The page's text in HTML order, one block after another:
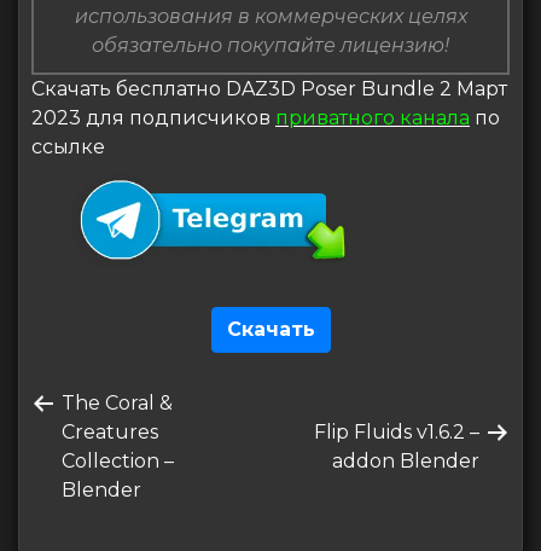
использования в коммерческих целях
обязательно покупайте лицензию!
Скачать бесплатно DAZ3D Poser Bundle 2 Март
2023 для подписчиков приватного канала по
ссылке
Скачать
по
записям
Предыдущая
запись
The Coral &
Creatures
Collection –
Blender
Следующая
запись
Flip Fluids v1.6.2 –
addon Blender